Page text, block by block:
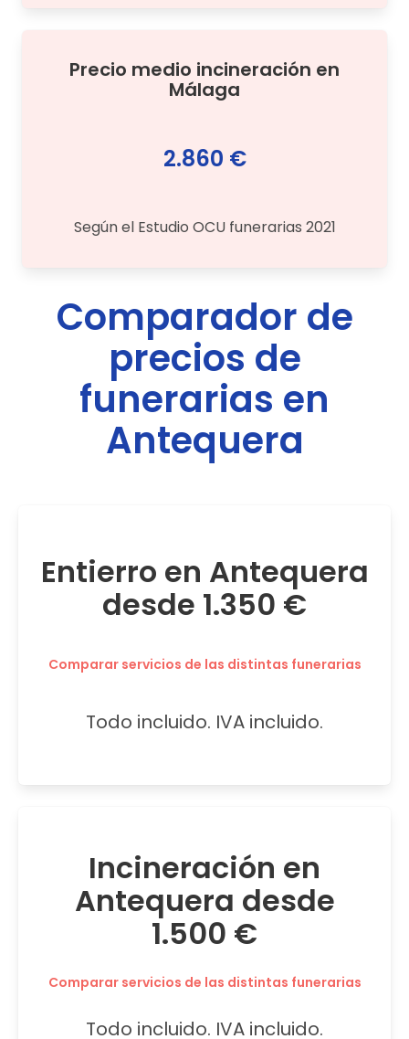
Precio medio incineración en
Málaga
2.860 €
Según el Estudio OCU funerarias 2021
Comparador de
precios de
funerarias en
Antequera
Entierro en Antequera
desde 1.350 €
Comparar servicios de las distintas funerarias
Todo incluido. IVA incluido.
Incineración en
Antequera desde
1.500 €
Comparar servicios de las distintas funerarias
Todo incluido. IVA incluido.